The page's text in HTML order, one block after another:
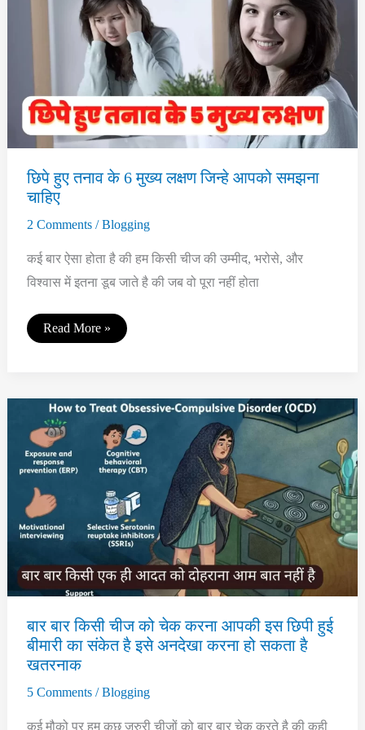
Balance
छिपे हुए तनाव के 6 मुख्य लक्षण जिन्हे आपको समझना
चाहिए
2 Comments /Blogging
कई बार ऐसा होता है की हम किसी चीज की उम्मीद, भरोसे, और
विश्वास में इतना डूब जाते है की जब वो पूरा नहीं होता
छिपे
हुए
लक्षण
जिन्हे
आपको
समझना
चाहिए
Read More »
बार बार किसी चीज को चेक करना आपकी इस छिपी हुई
बीमारी का संकेत है इसे अनदेखा करना हो सकता है
खतरनाक
5 Comments /Blogging
कई मौको पर हम कुछ जरुरी चीजों को बार बार चेक करते है की कही